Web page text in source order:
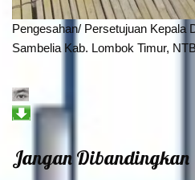
Pengesahan/ Persetujuan Kepala
Sambelia Kab. Lombok Timur, NTB
Jangan Dibandingkan